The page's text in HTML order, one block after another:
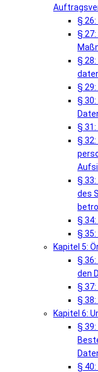
§
§
§
§
§
§
§
§
des
§
§
Kapitel 5:
§
den
§
§
Kapitel 6:
§
§